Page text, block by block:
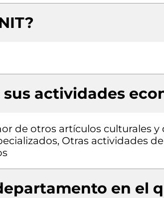
sus actividades
de otros artículos culturales
Otras actividades
en el